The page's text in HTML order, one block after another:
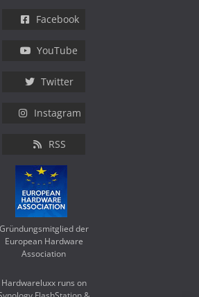
Facebook
YouTube
Twitter
Instagram
RSS
Gründungsmitglied der
European Hardware
Association
Hardwareluxx runs on